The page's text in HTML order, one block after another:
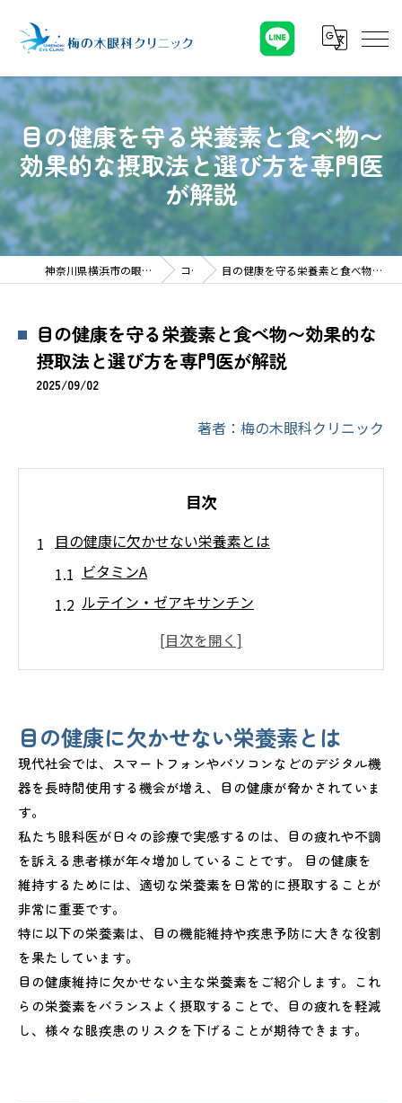
目の健康を守る栄養素と食べ物〜
効果的な摂取法と選び方を専門医
が解説
神奈川県横浜市の眼科なら梅の木眼科クリニック コラム 目の健康を守る栄養素と食べ物〜効果的な摂取法と選び方を専門医が解説
目の健康を守る栄養素と食べ物〜効果的な
摂取法と選び方を専門医が解説
2025/09/02
著者：梅の木眼科クリニック
目次
目の健康に欠かせない栄養素とは
ビタミンA
ルテイン・ゼアキサンチン
ビタミンB群
アスタキサンチンを含む食品
ビタミンCとEを含む食品
目の健康を守るための食事プラン
昼食・夕食での栄養バランス
間食・おやつの選び方
年代別・目の健康を守るための栄養摂取法
子どもから20代：発達期の目の健康
30代～40代：目の疲れが気になる世代
50代以降：加齢による目の変化に対応する
目の健康を守るための生活習慣
目の健康に欠かせない栄養素とは
現代社会では、スマートフォンやパソコンなどのデジタル機
器を長時間使用する機会が増え、目の健康が脅かされていま
す。
私たち眼科医が日々の診療で実感するのは、目の疲れや不調
を訴える患者様が年々増加していることです。 目の健康を
維持するためには、適切な栄養素を日常的に摂取することが
非常に重要です。
特に以下の栄養素は、目の機能維持や疾患予防に大きな役割
を果たしています。
目の健康維持に欠かせない主な栄養素をご紹介します。これ
らの栄養素をバランスよく摂取することで、目の疲れを軽減
し、様々な眼疾患のリスクを下げることが期待できます。